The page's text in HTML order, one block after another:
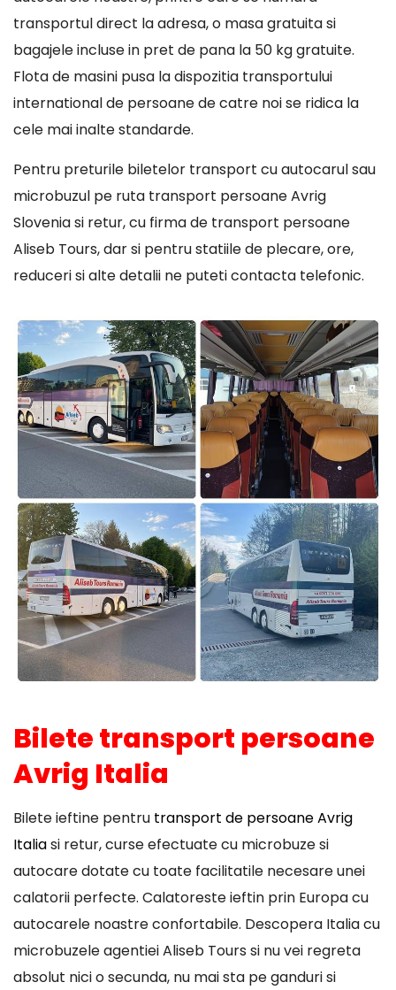
transportul direct la adresa, o masa gratuita si
bagajele incluse in pret de pana la 50 kg gratuite.
Flota de masini pusa la dispozitia transportului
international de persoane de catre noi se ridica la
cele mai inalte standarde.
Pentru preturile biletelor transport cu autocarul sau
microbuzul pe ruta transport persoane Avrig
Slovenia si retur, cu firma de transport persoane
Aliseb Tours, dar si pentru statiile de plecare, ore,
reduceri si alte detalii ne puteti contacta telefonic.
Bilete transport persoane
Avrig Italia
Bilete ieftine pentru transport de persoane Avrig
Italiasi retur, curse efectuate cu microbuze si
autocare dotate cu toate facilitatile necesare unei
calatorii perfecte. Calatoreste ieftin prin Europa cu
autocarele noastre confortabile. Descopera Italia cu
microbuzele agentiei Aliseb Tours si nu vei regreta
absolut nici o secunda, nu mai sta pe ganduri si